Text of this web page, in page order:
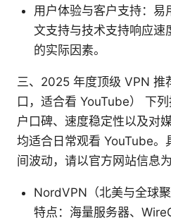
用户体验与客户支持：
文支持与技术支持响应速
的实际因素。
三、2025 年度顶级 VPN 推
口，适合看 YouTube） 下
户口碑、速度稳定性以及对
均适合日常观看 YouTube。
间波动，请以官方网站信息为
NordVPN（北美与全球
特点：海量服务器、